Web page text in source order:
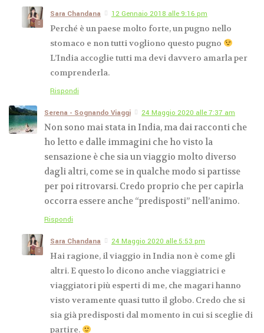
Sara Chandana 12 Gennaio 2018 alle 9:16 pm
Perché è un paese molto forte, un pugno nello
stomaco e non tutti vogliono questo pugno
L’India accoglie tutti ma devi davvero amarla per
comprenderla.
Rispondi
Serena - Sognando Viaggi 24 Maggio 2020 alle 7:37 am
Non sono mai stata in India, ma dai racconti che
ho letto e dalle immagini che ho visto la
sensazione è che sia un viaggio molto diverso
dagli altri, come se in qualche modo si partisse
per poi ritrovarsi. Credo proprio che per capirla
occorra essere anche “predisposti” nell’animo.
Rispondi
Sara Chandana 24 Maggio 2020 alle 5:53 pm
Hai ragione, il viaggio in India non è come gli
altri. E questo lo dicono anche viaggiatrici e
viaggiatori più esperti di me, che magari hanno
visto veramente quasi tutto il globo. Credo che si
sia già predisposti dal momento in cui si sceglie di
partire.